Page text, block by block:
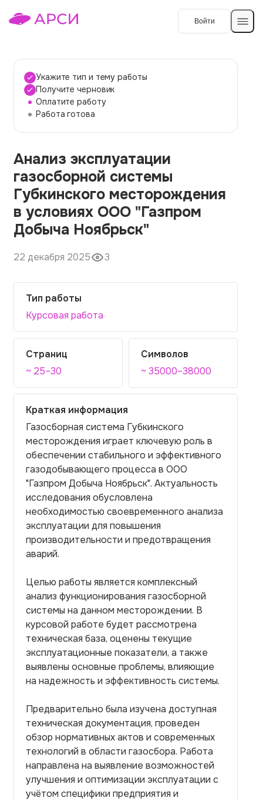
Войти
Темы работ
О сервисе
О компании
Наши гарантии
Порядок оплаты
Вопросы и ответы
Отзывы
Контакты
Укажите тип и тему работы
Получите черновик
Оплатите работу
Работа готова
Анализ эксплуатации
газосборной системы
Губкинского месторождения
в условиях ООО "Газпром
Добыча Ноябрьск"
22 декабря 2025 3
Тип работы
Курсовая работа
Страниц
~ 25–30
Символов
~ 35000–38000
Краткая информация
Газосборная система Губкинского
месторождения играет ключевую роль в
обеспечении стабильного и эффективного
газодобывающего процесса в ООО
"Газпром Добыча Ноябрьск". Актуальность
исследования обусловлена
необходимостью своевременного анализа
эксплуатации для повышения
производительности и предотвращения
аварий.
Целью работы является комплексный
анализ функционирования газосборной
системы на данном месторождении. В
курсовой работе будет рассмотрена
техническая база, оценены текущие
эксплуатационные показатели, а также
выявлены основные проблемы, влияющие
на надежность и эффективность системы.
Предварительно была изучена доступная
техническая документация, проведен
обзор нормативных актов и современных
технологий в области газосбора. Работа
направлена на выявление возможностей
улучшения и оптимизации эксплуатации с
учётом специфики предприятия и